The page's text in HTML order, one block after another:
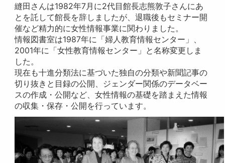
縫田さんは1982年7月に2代目館長志熊敦子さんにあ
とを託して館長を辞しましたが、退職後もセミナー開
催など精力的に女性情報事業に関わりました。
情報図書室は1987年に「婦人教育情報センター」、
2001年に「女性教育情報センター」と名称変更しま
した。
現在も十進分類法に基づいた独自の分類や新聞記事の
切り抜きと目録の公開、ジェンダー関係のデータベー
スの作成・公開など、女性情報の基礎を踏まえた情報
の収集・保存・公開を行っています。